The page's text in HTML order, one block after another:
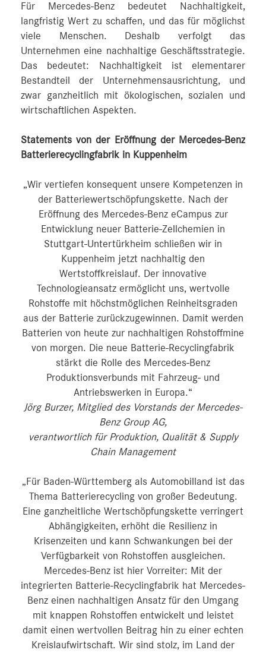
Für Mercedes-Benz bedeutet Nachhaltigkeit,
langfristig Wert zu schaffen, und das für möglichst
viele Menschen. Deshalb verfolgt das
Unternehmen eine nachhaltige Geschäftsstrategie.
Das bedeutet: Nachhaltigkeit ist elementarer
Bestandteil der Unternehmensausrichtung, und
zwar ganzheitlich mit ökologischen, sozialen und
wirtschaftlichen Aspekten.
Statements von der Eröffnung der Mercedes-Benz
Batterierecyclingfabrik in Kuppenheim
„Wir vertiefen konsequent unsere Kompetenzen in
der Batteriewertschöpfungskette. Nach der
Eröffnung des Mercedes-Benz eCampus zur
Entwicklung neuer Batterie-Zellchemien in
Stuttgart-Untertürkheim schließen wir in
Kuppenheim jetzt nachhaltig den
Wertstoffkreislauf. Der innovative
Technologieansatz ermöglicht uns, wertvolle
Rohstoffe mit höchstmöglichen Reinheitsgraden
aus der Batterie zurückzugewinnen. Damit werden
Batterien von heute zur nachhaltigen Rohstoffmine
von morgen. Die neue Batterie-Recyclingfabrik
stärkt die Rolle des Mercedes-Benz
Produktionsverbunds mit Fahrzeug- und
Antriebswerken in Europa.“
Jörg Burzer, Mitglied des Vorstands der Mercedes-
Benz Group AG,
verantwortlich für Produktion, Qualität & Supply
Chain Management
„Für Baden-Württemberg als Automobilland ist das
Thema Batterierecycling von großer Bedeutung.
Eine ganzheitliche Wertschöpfungskette verringert
Abhängigkeiten, erhöht die Resilienz in
Krisenzeiten und kann Schwankungen bei der
Verfügbarkeit von Rohstoffen ausgleichen.
Mercedes-Benz ist hier Vorreiter: Mit der
integrierten Batterie-Recyclingfabrik hat Mercedes-
Benz einen nachhaltigen Ansatz für den Umgang
mit knappen Rohstoffen entwickelt und leistet
damit einen wertvollen Beitrag hin zu einer echten
Kreislaufwirtschaft. Wir sind stolz, im Land der